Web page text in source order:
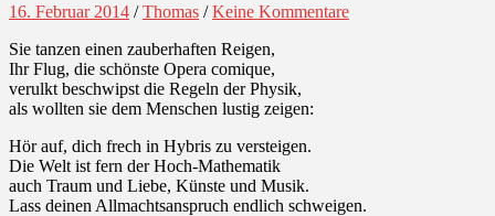
16. Februar 2014 /Thomas /Keine Kommentare
Sie tanzen einen zauberhaften Reigen,
Ihr Flug, die schönste Opera comique,
verulkt beschwipst die Regeln der Physik,
als wollten sie dem Menschen lustig zeigen:
Hör auf, dich frech in Hybris zu versteigen.
Die Welt ist fern der Hoch-Mathematik
auch Traum und Liebe, Künste und Musik.
Lass deinen Allmachtsanspruch endlich schweigen.